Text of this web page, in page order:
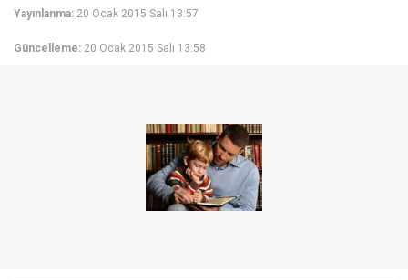
Yayınlanma: 20 Ocak 2015 Salı 13:57
Güncelleme: 20 Ocak 2015 Salı 13:58